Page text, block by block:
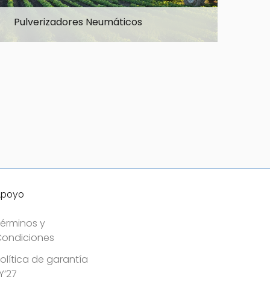
Pulverizadores Neumáticos
y
de garantía